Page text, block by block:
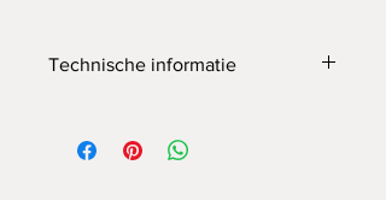
Technische informatie
220-230V voeding zonder